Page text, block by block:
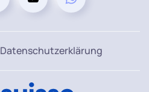
Datenschutzerklärung